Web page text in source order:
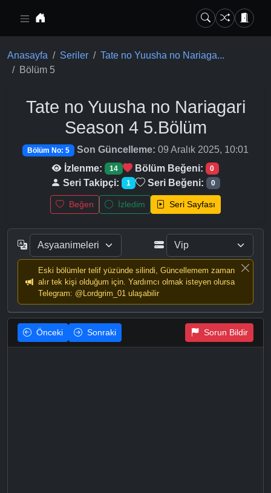
Anasayfa Seriler
Tate no Yuusha no Nariaga...
Bölüm 5
Tate no Yuusha no Nariagari
Season 45.Bölüm
Bölüm No: 5 Son Güncelleme: 09 Aralık 2025, 10:01
İzlenme:
14 Bölüm Beğeni: 0
Seri Takipçi: 1 Seri Beğeni: 0
Beğen İzledim Seri Sayfası
Eski bölümler telif yüzünde silindi, Güncellemem zaman
alır tek kişi olduğum için. Yardımcı olmak isteyen olursa
Telegram: @Lordgrim_01 ulaşabilir
Önceki Sonraki Sorun Bildir